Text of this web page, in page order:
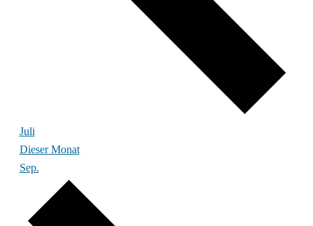
Juli
Dieser Monat
Sep.